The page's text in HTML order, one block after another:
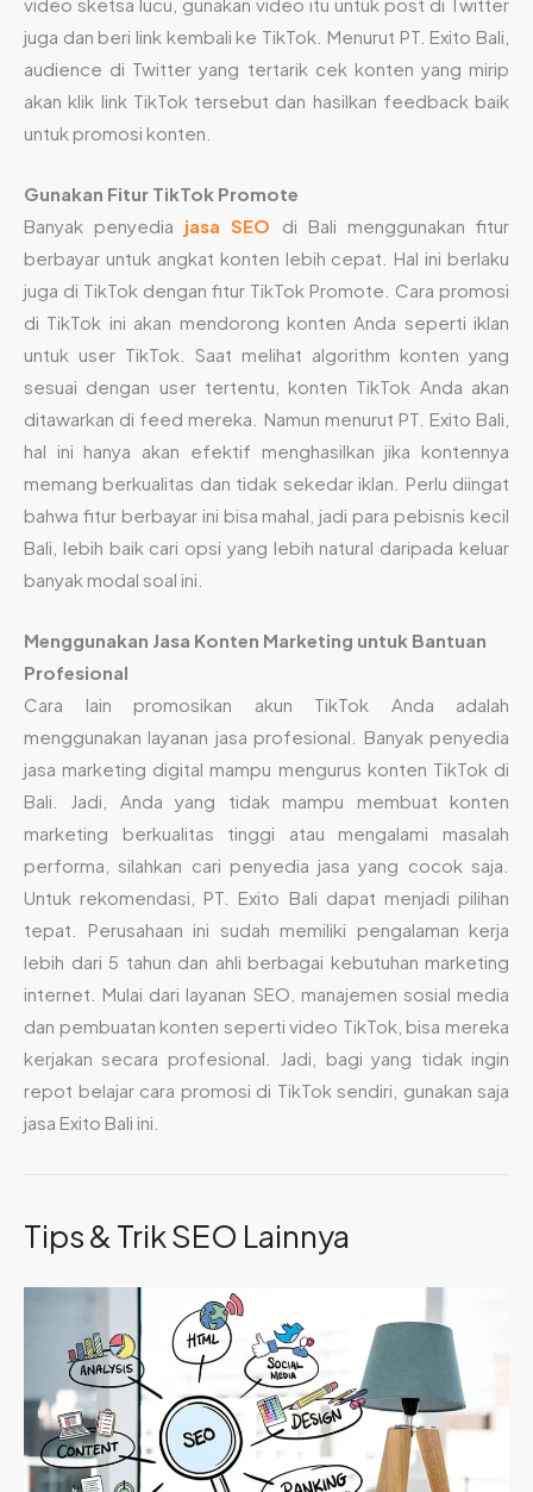
juga dan beri link kembali ke TikTok. Menurut PT. Exito Bali,
audience di Twitter yang tertarik cek konten yang mirip
akan klik link TikTok tersebut dan hasilkan feedback baik
untuk promosi konten.
Gunakan Fitur TikTok Promote
Banyak penyedia jasa SEO di Bali menggunakan fitur
berbayar untuk angkat konten lebih cepat. Hal ini berlaku
juga di TikTok dengan fitur TikTok Promote. Cara promosi
di TikTok ini akan mendorong konten Anda seperti iklan
untuk user TikTok. Saat melihat algorithm konten yang
sesuai dengan user tertentu, konten TikTok Anda akan
ditawarkan di feed mereka. Namun menurut PT. Exito Bali,
hal ini hanya akan efektif menghasilkan jika kontennya
memang berkualitas dan tidak sekedar iklan. Perlu diingat
bahwa fitur berbayar ini bisa mahal, jadi para pebisnis kecil
Bali, lebih baik cari opsi yang lebih natural daripada keluar
banyak modal soal ini.
Menggunakan Jasa Konten Marketing untuk Bantuan
Profesional
Cara lain promosikan akun TikTok Anda adalah
menggunakan layanan jasa profesional. Banyak penyedia
jasa marketing digital mampu mengurus konten TikTok di
Bali. Jadi, Anda yang tidak mampu membuat konten
marketing berkualitas tinggi atau mengalami masalah
performa, silahkan cari penyedia jasa yang cocok saja.
Untuk rekomendasi, PT. Exito Bali dapat menjadi pilihan
tepat. Perusahaan ini sudah memiliki pengalaman kerja
lebih dari 5 tahun dan ahli berbagai kebutuhan marketing
internet. Mulai dari layanan SEO, manajemen sosial media
dan pembuatan konten seperti video TikTok, bisa mereka
kerjakan secara profesional. Jadi, bagi yang tidak ingin
repot belajar cara promosi di TikTok sendiri, gunakan saja
jasa Exito Bali ini.
Tips & Trik SEO Lainnya